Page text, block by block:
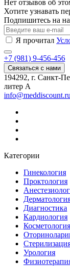
Нет отзывов об
Хотите узнавать
Подпишитесь на
Я прочитал
+7 (981) 9-456-456
Связаться с нами
194292, г. Санкт-
литер А
Категории
Гинекология
Проктология
Диагностика
Кардиология
Косметология
Урология